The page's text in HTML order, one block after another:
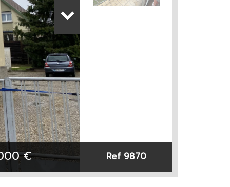
€ Ref 9870